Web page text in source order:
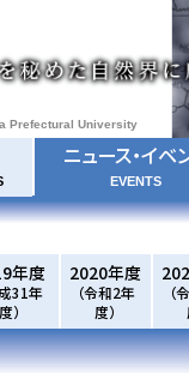
Prefectural University
ニュース・イベ
EVENTS
年度
成31年
度）
2020年度
（令和2年
度）
（